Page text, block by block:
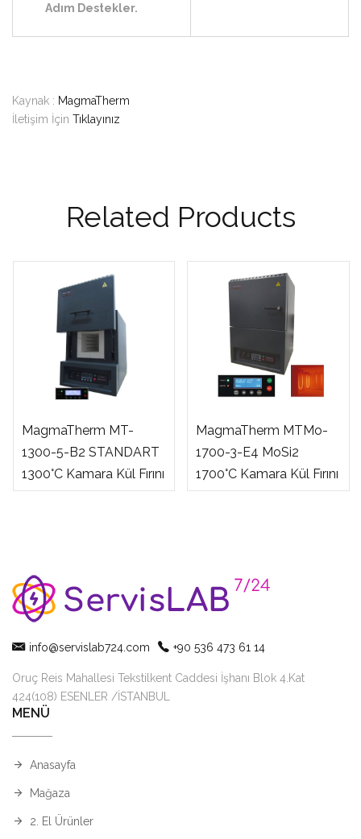
Adım Destekler.
Kaynak : MagmaTherm
İletişim İçin Tıklayınız
Related Products
MagmaTherm MT-
1300-5-B2 STANDART
1300°C Kamara Kül Fırını
MagmaTherm MTMo-
1700-3-E4 MoSi2
1700°C Kamara Kül Fırını
info@servislab724.com +90 536 473 61 14
Oruç Reis Mahallesi Tekstilkent Caddesi İşhanı Blok 4.Kat
424(108) ESENLER /İSTANBUL
MENÜ
Anasayfa
Mağaza
2. El Ürünler